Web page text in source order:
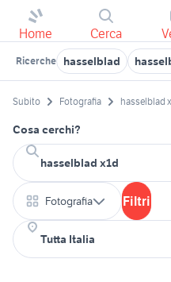
Home Cerca
Ricerche hasselblad
Subito Fotografia hasselblad
Cosa cerchi?
Fotografia Filtri